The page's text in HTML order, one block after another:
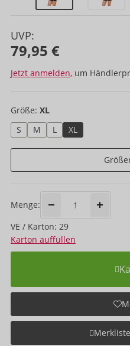
UVP:
79,95 €
Jetzt anmelden, um
Größe: XL
S
M L XL
Menge:
VE / Karton: 29
Karton auffüllen